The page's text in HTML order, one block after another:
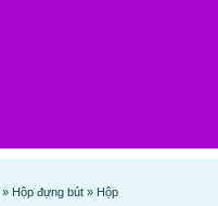
» Hộp đựng bút » Hộp